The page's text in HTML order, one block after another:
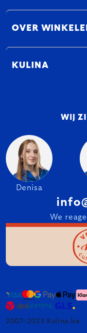
OVER
KULINA
WIJ
Denisa
We
2007–2025 Kulina.be